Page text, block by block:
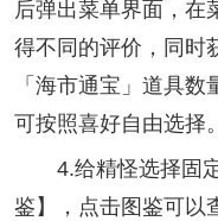
后弹出菜单界面，在
得不同的评价，同时
「海市通宝」道具数
可按照喜好自由选择。
4.给精怪选择固定
鉴】，点击图鉴可以